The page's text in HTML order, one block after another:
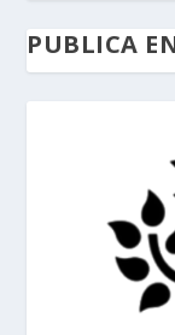
PUBLICA